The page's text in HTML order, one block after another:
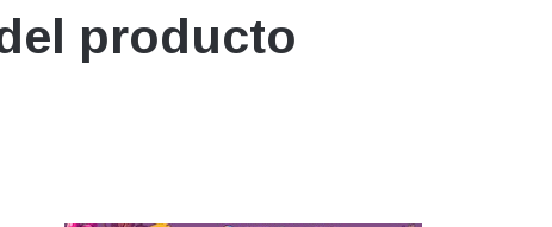
producto